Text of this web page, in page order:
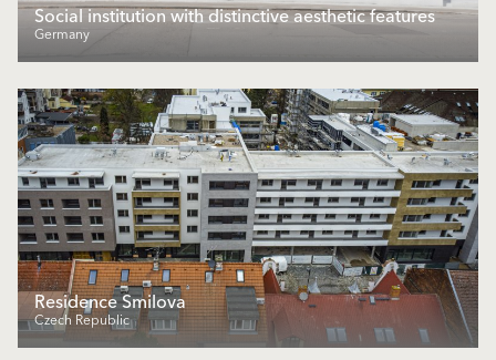
Social institution with distinctive aesthetic features
Germany
Residence Smilova
Czech Republic